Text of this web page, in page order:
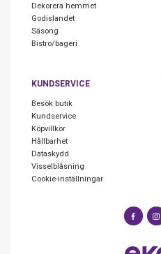
Dekorera hemmet
Godislandet
Säsong
Bistro/bageri
KUNDSERVICE
Besök butik
Kundservice
Köpvillkor
Hållbarhet
Dataskydd
Visselblåsning
Cookie-inställningar